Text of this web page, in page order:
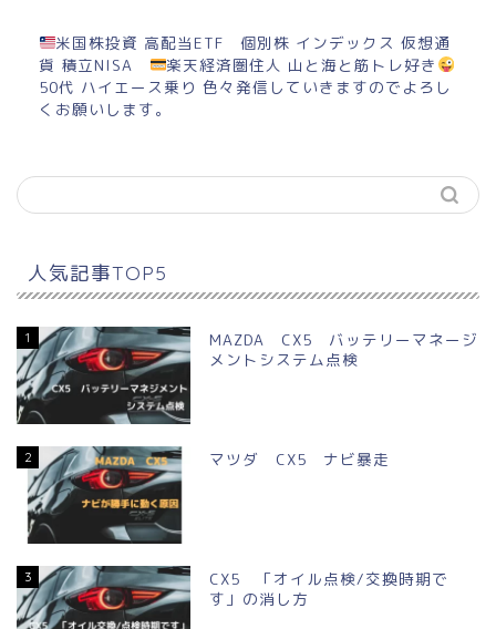
米国株投資 高配当ETF 個別株 インデックス 仮想通
貨 積立NISA
楽天経済圏住人 山と海と筋トレ好き
50代 ハイエース乗り 色々発信していきますのでよろし
くお願いします。
人気記事TOP5
1
MAZDA CX5 バッテリーマネージ
メントシステム点検
2 マツダ CX5 ナビ暴走
3
CX5 「オイル点検/交換時期で
す」の消し方